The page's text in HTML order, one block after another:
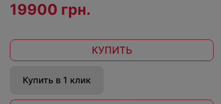
19900 грн.
КУПИТЬ
Купить в 1 клик